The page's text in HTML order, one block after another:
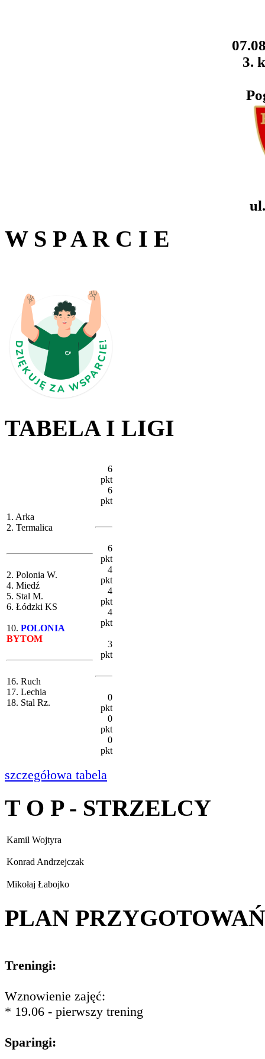
3.
W S P A R C I E
TABELA I LIGI
1. Arka
2. Termalica
2. Polonia W.
4. Miedź
5. Stal M.
6. Łódzki KS
10. POLONIA
BYTOM
16. Ruch
17. Lechia
18. Stal Rz.
6
pkt
6
pkt
6
pkt
4
pkt
4
pkt
4
pkt
3
pkt
0
pkt
0
pkt
0
pkt
szczegółowa tabela
T O P - STRZELCY
Kamil Wojtyra
Konrad Andrzejczak
Mikołaj Łabojko
PLAN PRZYGOTOWAŃ
Treningi:
Wznowienie zajęć:
* 19.06 - pierwszy trening
Sparingi: